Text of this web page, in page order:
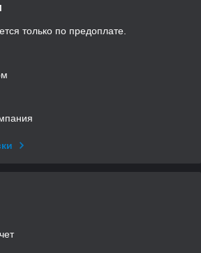
только по предоплате.